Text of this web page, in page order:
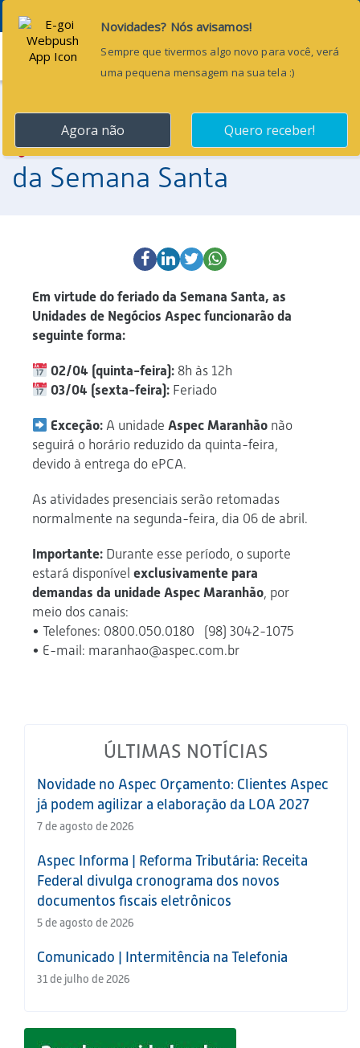
Menu
1 de abril de 2026
Comunicado: Feriado
da Semana Santa
Em virtude do feriado da Semana Santa, as
Unidades de Negócios Aspec funcionarão da
seguinte forma:
02/04 (quinta-feira): 8h às 12h
03/04 (sexta-feira): Feriado
Exceção: A unidadeAspec Maranhão não
seguirá o horário reduzido da quinta-feira,
devido à entrega do ePCA.
As atividades presenciais serão retomadas
normalmente na segunda-feira, dia 06 de abril.
Importante: Durante esse período, o suporte
estará disponível exclusivamente para
demandas da unidade Aspec Maranhão, por
meio dos canais:
• Telefones: 0800.050.0180 (98) 3042-1075
• E-mail: maranhao@aspec.com.br
ÚLTIMAS NOTÍCIAS
Novidade no Aspec Orçamento: Clientes Aspec
já podem agilizar a elaboração da LOA 2027
7 de agosto de 2026
Aspec Informa | Reforma Tributária: Receita
Federal divulga cronograma dos novos
documentos fiscais eletrônicos
5 de agosto de 2026
Comunicado | Intermitência na Telefonia
31 de julho de 2026